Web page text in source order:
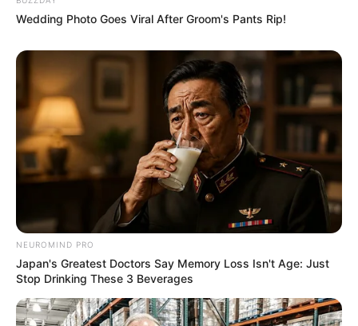
Wedding Photo Goes Viral After Groom's Pants Rip!
NEUROMIND PRO
Japan's Greatest Doctors Say Memory Loss Isn't Age: Just
Stop Drinking These 3 Beverages